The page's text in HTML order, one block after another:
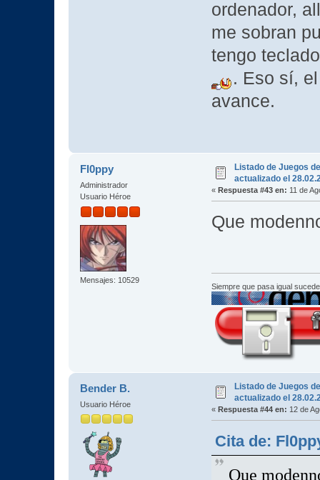
ordenador,
me sobran
tengo
. Eso sí,
avance.
Fl0ppy
Administrador
Usuario Héroe
Mensajes: 10529
Listado de Juegos
actualizado el
« Respuesta #43 en: 11 de
Que
Siempre que pasa igual
Bender B.
Usuario Héroe
Listado de Juegos
actualizado el
« Respuesta #44 en: 12 de
Cita de:
Que